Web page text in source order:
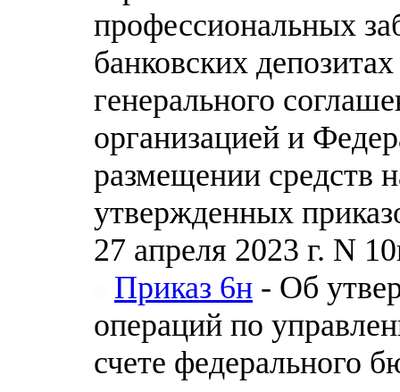
профессиональных
банковских
генерального
организацией и
размещении средств
утвержденных
27 апреля 2023 г. N
Приказ 6н - Об
операций по
счете федерального